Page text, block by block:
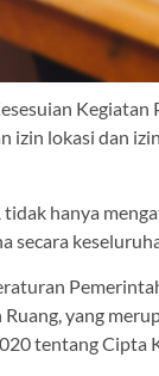
Kegiatan
izin lokasi dan
tidak hanya
secara
yang
tentang Cipta